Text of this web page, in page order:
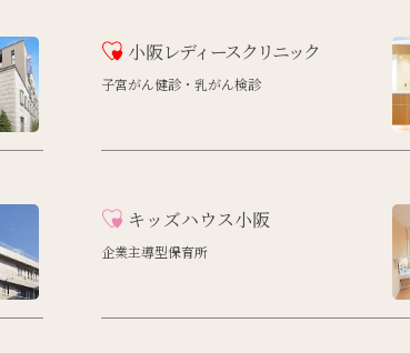
小阪レディースクリニック
子宮がん健診・乳がん検診
キッズハウス小阪
企業主導型保育所